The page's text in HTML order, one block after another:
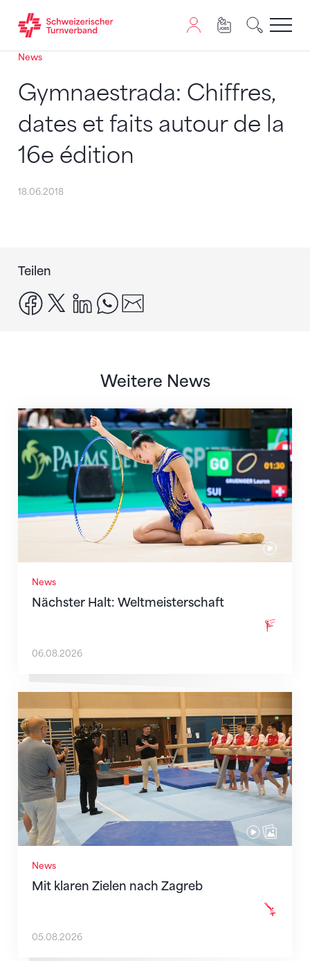
Zum Inhalt springen
Zur Sitemap navigieren
Zum Navigieren dieser Seite wird JavaScript benötigt.
News
Gymnaestrada: Chiffres,
dates et faits autour de la
16e édition
18.06.2018
Teilen
facebook
x linkedinwhatsapp
Weitere News
News
Nächster Halt: Weltmeisterschaft
Nächster Halt: Weltmeisterschaft
06.08.2026
News
Mit klaren Zielen nach Zagreb
Mit klaren Zielen nach Zagreb
05.08.2026